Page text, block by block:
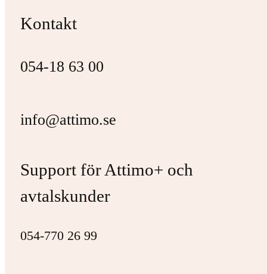
Kontakt
054-18 63 00
info@attimo.se
Support för Attimo+ och
avtalskunder
054-770 26 99